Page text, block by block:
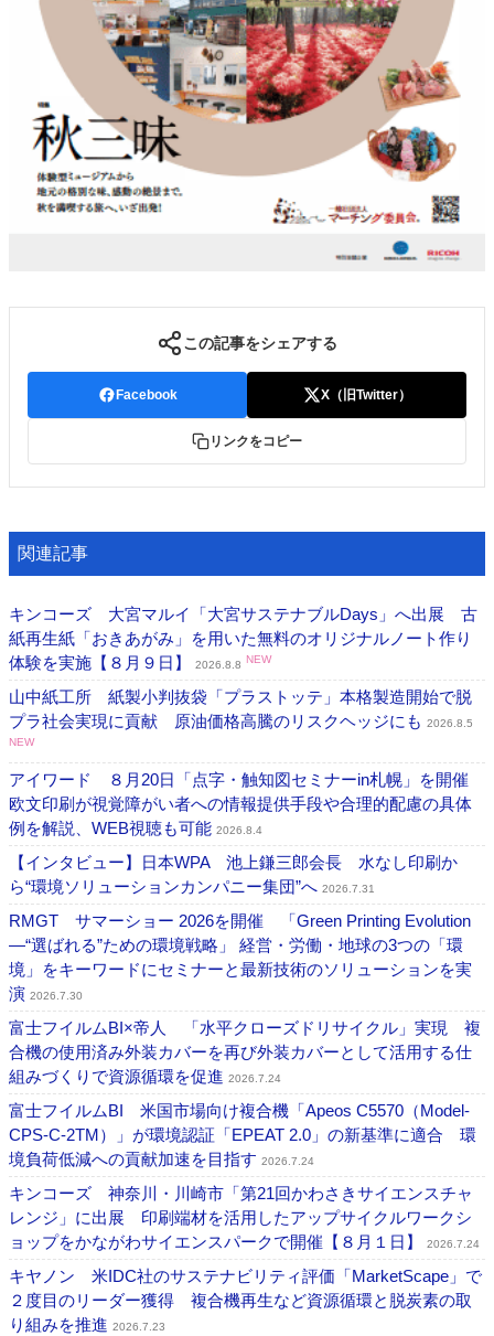
この記事をシェアする
Facebook X（旧Twitter）
リンクをコピー
関連記事
キンコーズ 大宮マルイ「大宮サステナブルDays」へ出展 古
紙再生紙「おきあがみ」を用いた無料のオリジナルノート作り
体験を実施【８月９日】
2026.8.8 NEW
山中紙工所 紙製小判抜袋「プラストッテ」本格製造開始で脱
プラ社会実現に貢献 原油価格高騰のリスクヘッジにも 2026.8.5
NEW
アイワード ８月20日「点字・触知図セミナーin札幌」を開催
欧文印刷が視覚障がい者への情報提供手段や合理的配慮の具体
例を解説、WEB視聴も可能 2026.8.4
【インタビュー】日本WPA 池上鎌三郎会長 水なし印刷か
ら“環境ソリューションカンパニー集団”へ 2026.7.31
RMGT サマーショー 2026を開催 「Green Printing Evolution
―“選ばれる”ための環境戦略」 経営・労働・地球の3つの「環
境」をキーワードにセミナーと最新技術のソリューションを実
演 2026.7.30
富士フイルムBI×帝人 「水平クローズドリサイクル」実現 複
合機の使用済み外装カバーを再び外装カバーとして活用する仕
組みづくりで資源循環を促進 2026.7.24
富士フイルムBI 米国市場向け複合機「Apeos C5570（Model-
CPS-C-2TM）」が環境認証「EPEAT 2.0」の新基準に適合 環
境負荷低減への貢献加速を目指す 2026.7.24
キンコーズ 神奈川・川崎市「第21回かわさきサイエンスチャ
レンジ」に出展 印刷端材を活用したアップサイクルワークシ
ョップをかながわサイエンスパークで開催【８月１日】
2026.7.24
キヤノン 米IDC社のサステナビリティ評価「MarketScape」で
２度目のリーダー獲得 複合機再生など資源循環と脱炭素の取
り組みを推進 2026.7.23